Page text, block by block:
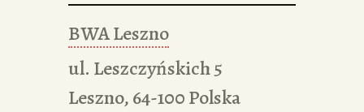
BWA Leszno
ul. Leszczyńskich 5
Leszno,64-100Polska